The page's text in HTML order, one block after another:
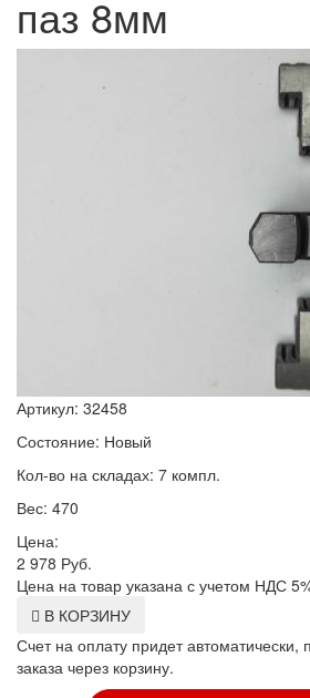
паз 8мм
Артикул: 32458
Состояние: Новый
Кол-во на складах: 7 компл.
Вес: 470
Цена:
2 978 Руб.
Цена на товар указана с учетом НДС
В КОРЗИНУ
Счет на оплату придет
заказа через корзину.